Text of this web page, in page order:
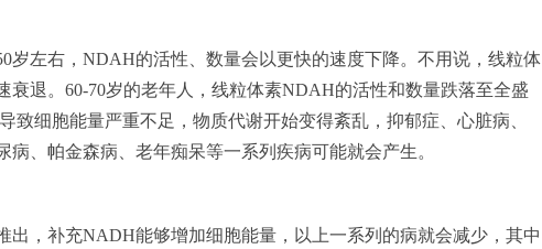
岁左右，NDAH的活性、数量会以更快的速度下降。不用说，线粒体
衰退。60-70岁的老年人，线粒体素NDAH的活性和数量跌落至全盛
致细胞能量严重不足，物质代谢开始变得紊乱，抑郁症、心脏病、
病、帕金森病、老年痴呆等一系列疾病可能就会产生。
出，补充NADH能够增加细胞能量，以上一系列的病就会减少，其中